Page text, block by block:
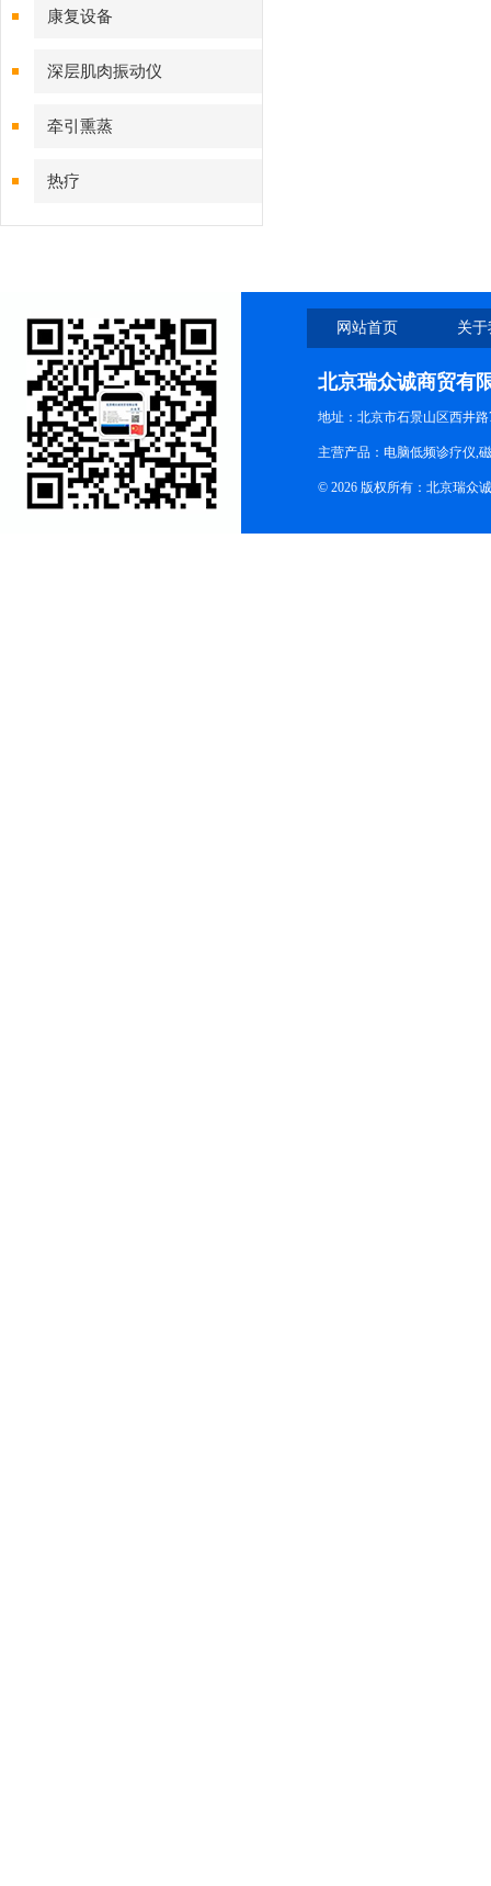
康复设备
深层肌肉振动仪
牵引熏蒸
热疗
网站首页 关
北京瑞众诚商贸有
地址：北京市石景山区西井路
主营产品：电脑低频诊疗仪,
© 2026 版权所有：北京瑞众